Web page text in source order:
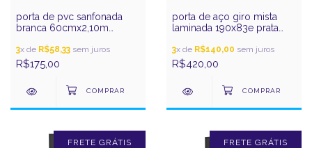
porta de pvc sanfonada
branca 60cmx2,10m
3x de R$58,33 sem juros
R$175,00
porta de aço giro mista
laminada 190x83e prata
3x de R$140,00 sem juros
R$420,00
FRETE GRÁTIS FRETE GRÁTIS